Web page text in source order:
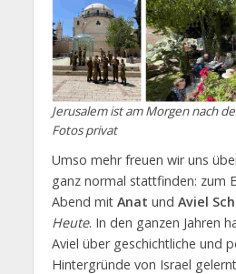
Jerusalem ist am Morgen nach
Fotos privat
Umso mehr freuen wir uns
ganz normal stattfinden: zum
Abend mit Anat und Aviel
Heute. In den ganzen Jahren
Aviel über geschichtliche und
Hintergründe von Israel